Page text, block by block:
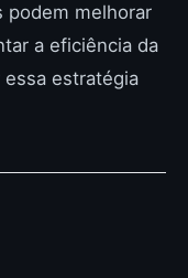
podem melhorar
a eficiência da
estratégia